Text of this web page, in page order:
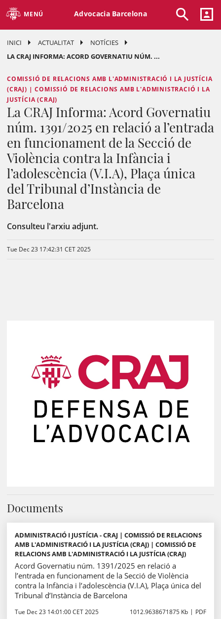
MENÚ Advocacia Barcelona
INICI ACTUALITAT
NOTÍCIES
LA CRAJ INFORMA: ACORD GOVERNATIU NÚM. ...
COMISSIÓ DE RELACIONS AMB L'ADMINISTRACIÓ I LA JUSTÍCIA
(CRAJ) | COMISSIÓ DE RELACIONS AMB L'ADMINISTRACIÓ I LA
JUSTÍCIA (CRAJ)
La CRAJ Informa: Acord Governatiu
núm. 1391/2025 en relació a l’entrada
en funcionament de la Secció de
Violència contra la Infància i
l’adolescència (V.I.A), Plaça única
del Tribunal d’Instància de
Barcelona
Consulteu l'arxiu adjunt.
Tue Dec 23 17:42:31 CET 2025
Documents
ADMINISTRACIÓ I JUSTÍCIA - CRAJ | COMISSIÓ DE RELACIONS
AMB L'ADMINISTRACIÓ I LA JUSTÍCIA (CRAJ) | COMISSIÓ DE
RELACIONS AMB L'ADMINISTRACIÓ I LA JUSTÍCIA (CRAJ)
Acord Governatiu núm. 1391/2025 en relació a
l’entrada en funcionament de la Secció de Violència
contra la Infància i l’adolescència (V.I.A), Plaça única del
Tribunal d’Instància de Barcelona
Tue Dec 23 14:01:00 CET 2025 1012.9638671875 Kb PDF